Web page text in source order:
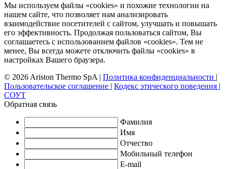
Мы используем файлы «cookies» и похожие технологии на
нашем сайте, что позволяет нам анализировать
взаимодействие посетителей с сайтом, улучшать и повышать
его эффективность. Продолжая пользоваться сайтом, Вы
соглашаетесь с использованием файлов «cookies». Тем не
менее, Вы всегда можете отключить файлы «cookies» в
настройках Вашего браузера.
© 2026 Ariston Thermo SpA | Политика конфиденциальности |
Пользовательское соглашение | Кодекс этического поведения |
СОУТ
Обратная связь
Фамилия
Имя
Отчество
Мобильный телефон
E-mail